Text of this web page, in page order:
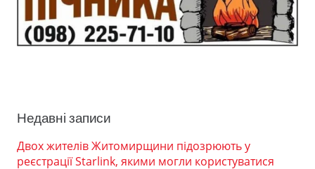
Недавні записи
Двох жителів Житомирщини підозрюють у
реєстрації Starlink, якими могли користуватися